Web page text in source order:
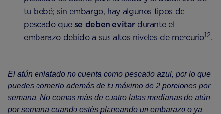
tu bebé; sin embargo, hay algunos tipos de
pescado que se deben evitar durante el
embarazo debido a sus altos niveles de mercurio12.
El atún enlatado no cuenta como pescado azul, por lo que
puedes comerlo además de tu máximo de 2 porciones por
semana. No comas más de cuatro latas medianas de atún
por semana cuando estés planeando un embarazo o ya